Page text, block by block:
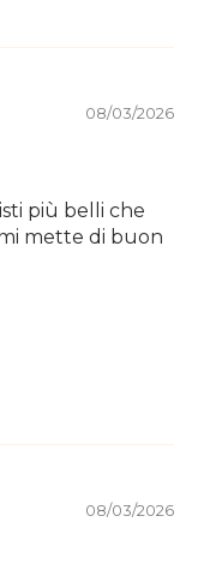
08/03/2026
più belli che
mette di buon
08/03/2026